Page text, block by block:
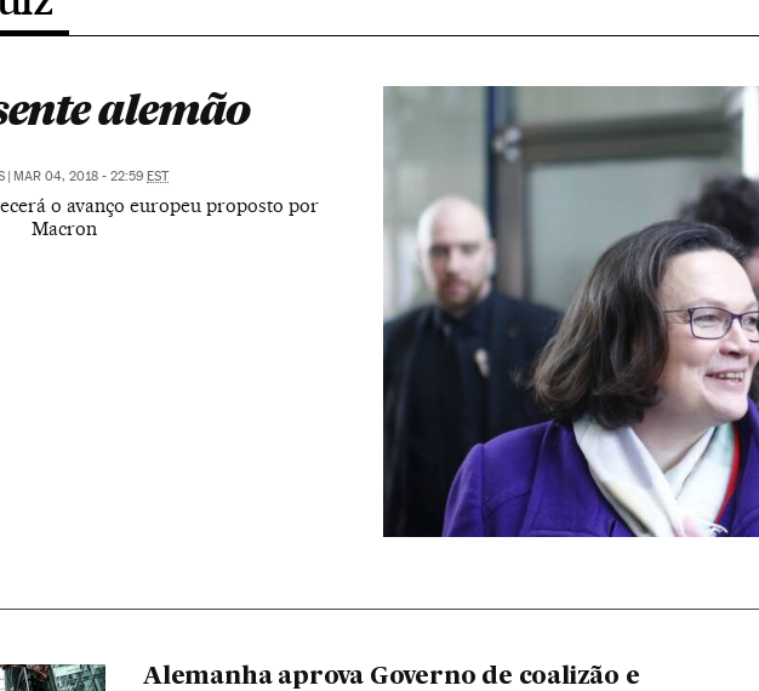
alemão
| MAR 04, 2018 - 22:59EST
o avanço europeu proposto por
Macron
Alemanha aprova Governo de coalizão e